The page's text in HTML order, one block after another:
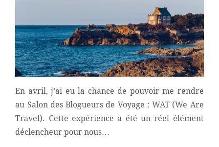
En avril, j’ai eu la chance de pouvoir me rendre
au Salon des Blogueurs de Voyage : WAT (We Are
Travel). Cette expérience a été un réel élément
déclencheur pour nous…